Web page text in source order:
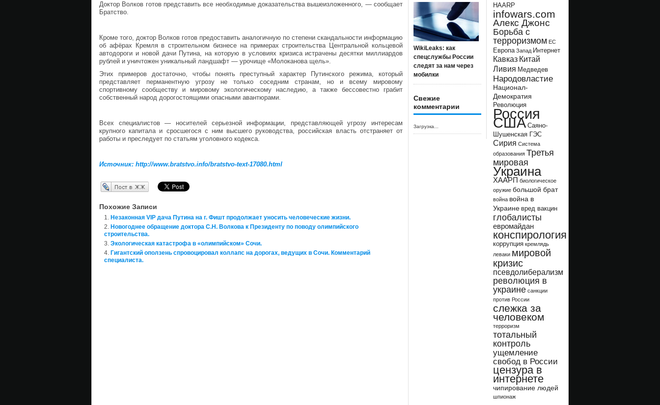
Доктор Волков готов представить все необходимые доказательства вышеизложенного, — сообщает
Братство.
Кроме того, доктор Волков готов предоставить аналогичную по степени скандальности информацию
об афёрах Кремля в строительном бизнесе на примерах строительства Центральной кольцевой
автодороги и новой дачи Путина, на которую в условиях кризиса истрачены десятки миллиардов
рублей и уничтожен уникальный ландшафт — урочище «Молоканова щель».
Этих примеров достаточно, чтобы понять преступный характер Путинского режима, который
представляет перманентную угрозу не только соседним странам, но и всему мировому
спортивному сообществу и мировому экологическому наследию, а также бессовестно грабит
собственный народ дорогостоящими опасными авантюрами.
Всех специалистов — носителей серьезной информации, представляющей угрозу интересам
крупного капитала и сросшегося с ним высшего руководства, российская власть отстраняет от
работы и преследует по статьям уголовного кодекса.
Источник: http://www.bratstvo.info/bratstvo-text-17080.html
Перепост в ЖЖ
Похожие Записи
Незаконная VIP дача Путина на г. Фишт продолжает уносить человеческие жизни.
Новогоднее обращение доктора С.Н. Волкова к Президенту по поводу олимпийского
строительства.
Экологическая катастрофа в «олимпийском» Сочи.
Гигантский оползень спровоцировал коллапс на дорогах, ведущих в Сочи. Комментарий
специалиста.
WikiLeaks: как
спецслужбы России
следят за нам через
мобилки
Свежие
комментарии
Загрузка...
HAARP
infowars.com
Алекс Джонс
Борьба с
терроризмом ЕС
Европа Запад Интернет
Кавказ Китай
Ливия Медведев
Народовластие
Национал-
Демократия
Революция
Россия
США Саяно-
Шушенская ГЭС
Сирия Система
образования Третья
мировая
Украина
ХААРП биологическое
оружие большой брат
война война в
Украине вред вакцин
глобалисты
евромайдан
конспирология
коррупция кремлядь
леваки мировой
кризис
псевдолиберализм
революция в
украине санкции
против России
слежка за
человеком
терроризм
тотальный
контроль
ущемление
свобод в России
цензура в
интернете
чипирование людей
шпионаж